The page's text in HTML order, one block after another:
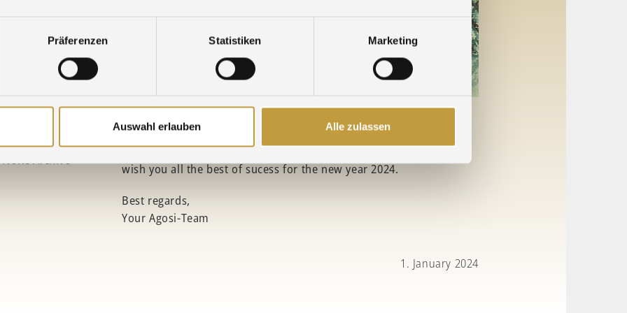
Präferenzen Statistiken Marketing
Auswahl erlauben Alle zulassen
– A
New Year!
News Archive »
Dear customer,
We would like to thank you for your trust over the past year and
wish you all the best of sucess for the new year 2024.
Best regards,
Your Agosi-Team
1. January 2024